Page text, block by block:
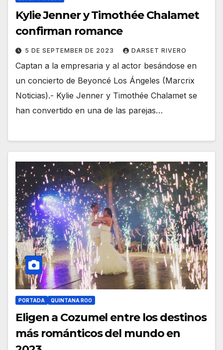
Kylie Jenner y Timothée Chalamet
confirman romance
5 DE SEPTEMBER DE 2023 DARSET RIVERO
Captan a la empresaria y al actor besándose en
un concierto de Beyoncé Los Ángeles (Marcrix
Noticias).- Kylie Jenner y Timothée Chalamet se
han convertido en una de las parejas…
PORTADA QUINTANA ROO
Eligen a Cozumel entre los destinos
más románticos del mundo en